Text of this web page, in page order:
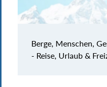
Berge, Menschen,
- Reise, Urlaub &